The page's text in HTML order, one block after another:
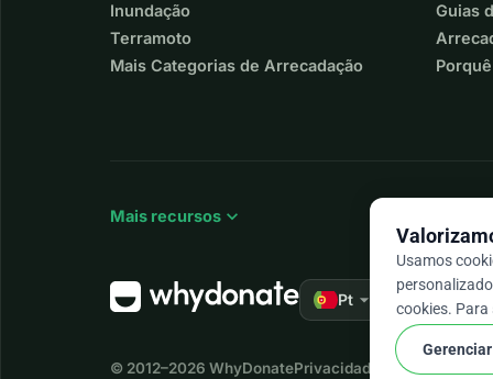
Inundação
Terramoto
Mais Categorias de Arrecadação
Guias
Mais recursos expand_more
Pt arrow_drop_down ★★★★★
© 2012–2026 WhyDonatePrivacidade e cookies
Usamos
cookies. Para